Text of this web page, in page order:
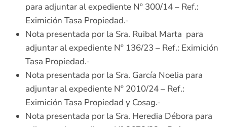
para adjuntar al expediente Nº 300/14 – Ref.:
Eximición Tasa Propiedad.-
Nota presentada por la Sra. Ruibal Marta para
adjuntar al expediente Nº 136/23 – Ref.: Eximición
Tasa Propiedad.-
Nota presentada por la Sra. García Noelia para
adjuntar al expediente Nº 2010/24 – Ref.:
Eximición Tasa Propiedad y Cosag.-
Nota presentada por la Sra. Heredia Débora para